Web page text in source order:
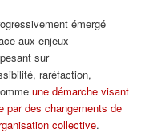
émergé
aux enjeux
sur
raréfaction,
une démarche visant
par des changements de
collective.